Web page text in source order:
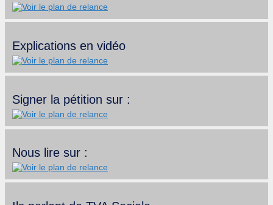
Explications en vidéo
Signer la pétition sur :
Nous lire sur :